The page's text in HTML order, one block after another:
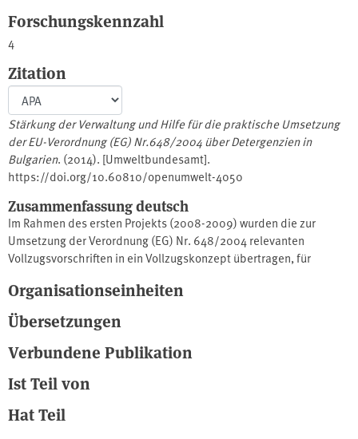
Forschungskennzahl
4
Zitation
Stärkung der Verwaltung und Hilfe für die praktische Umsetzung
der EU-Verordnung (EG) Nr.648/2004 über Detergenzien in
Bulgarien. (2014). [Umweltbundesamt].
https://doi.org/10.60810/openumwelt-4050
Zusammenfassung deutsch
Im Rahmen des ersten Projekts (2008-2009) wurden die zur
Umsetzung der Verordnung (EG) Nr. 648/2004 relevanten
Vollzugsvorschriften in ein Vollzugskonzept übertragen, für
Strukturen der Marktüberwachung schuf. Ziel dieses zweiten
Projektes „Umsetzung der Verordnung (EG) Nr. 648/2004 in
Bulgarien:Inspektionen bei Herstellern von Wasch- und
Reinigungsmitteln“ war deshalb die Entwicklung einer
gemeinsamen Verwaltungsvorschrift von Umweltministerium und
Gesundheitsministerium in Form eines Leitfadens zur
Standards für Analysen von Inhaltsstoffen und die Übung seiner
Organisationseinheiten
Übersetzungen
Verbundene Publikation
Ist Teil von
Hat Teil